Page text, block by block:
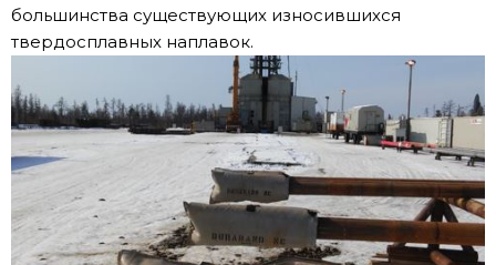
большинства существующих износившихся
твердосплавных наплавок.